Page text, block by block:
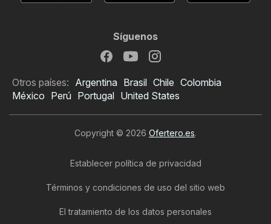
Síguenos
Otros países: Argentina Brasil Chile Colombia
México Perú Portugal United States
Copyright © 2026 Ofertero.es.
Establecer política de privacidad
Términos y condiciones de uso del sitio web
El tratamiento de los datos personales